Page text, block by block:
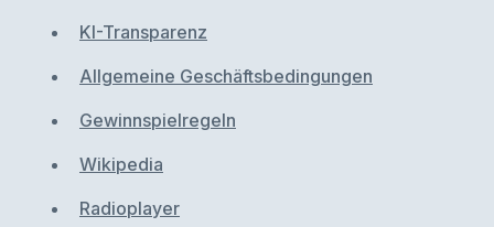
KI-Transparenz
Allgemeine Geschäftsbedingungen
Gewinnspielregeln
Wikipedia
Radioplayer